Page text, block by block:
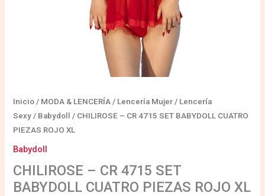
Inicio / MODA & LENCERÍA / Lencería Mujer / Lencería
Sexy / Babydoll / CHILIROSE – CR 4715 SET BABYDOLL CUATRO
PIEZAS ROJO XL
Babydoll
CHILIROSE – CR 4715 SET
BABYDOLL CUATRO PIEZAS ROJO XL